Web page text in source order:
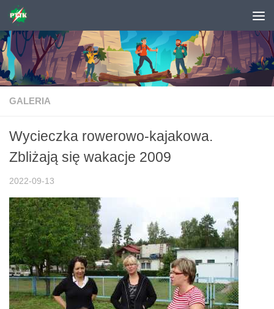
Skip to content
GALERIA
Wycieczka rowerowo-kajakowa.
Zbliżają się wakacje 2009
2022-09-13